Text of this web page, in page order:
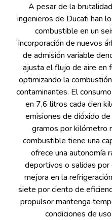
A pesar de la
ingenieros de Ducati han
combustible en un
incorporación de nuevos
de admisión variable
ajusta el flujo de aire en
optimizando la
contaminantes. El
en 7,6 litros cada cien
emisiones de dióxido
gramos por kilómetro
combustible tiene una
ofrece una autonomía
deportivos o salidas por
mejora en la
siete por ciento de
propulsor mantenga
condiciones de